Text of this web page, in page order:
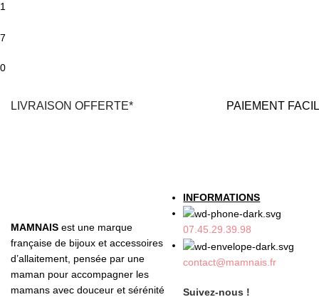
1
7
0
LIVRAISON OFFERTE* PAIEMENT
MAMNAIS est une marque
française de bijoux et accessoires
d’allaitement, pensée par une
maman pour accompagner les
mamans avec douceur et sérénité
INFORMATIONS
07.45.29.39.98
contact@mamnais.fr
Suivez-nous !